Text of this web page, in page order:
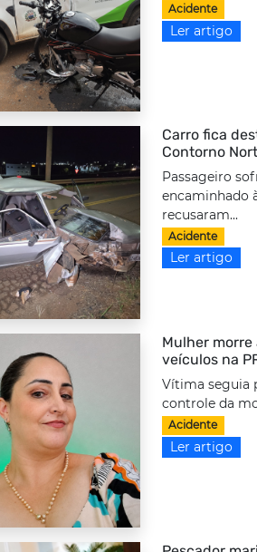
Acidente
Ler artigo
Carro fica
Contorno
Passageiro
encaminhado
recusaram...
Acidente
Ler artigo
Mulher
veículos na
Vítima seguia
controle da
Acidente
Ler artigo